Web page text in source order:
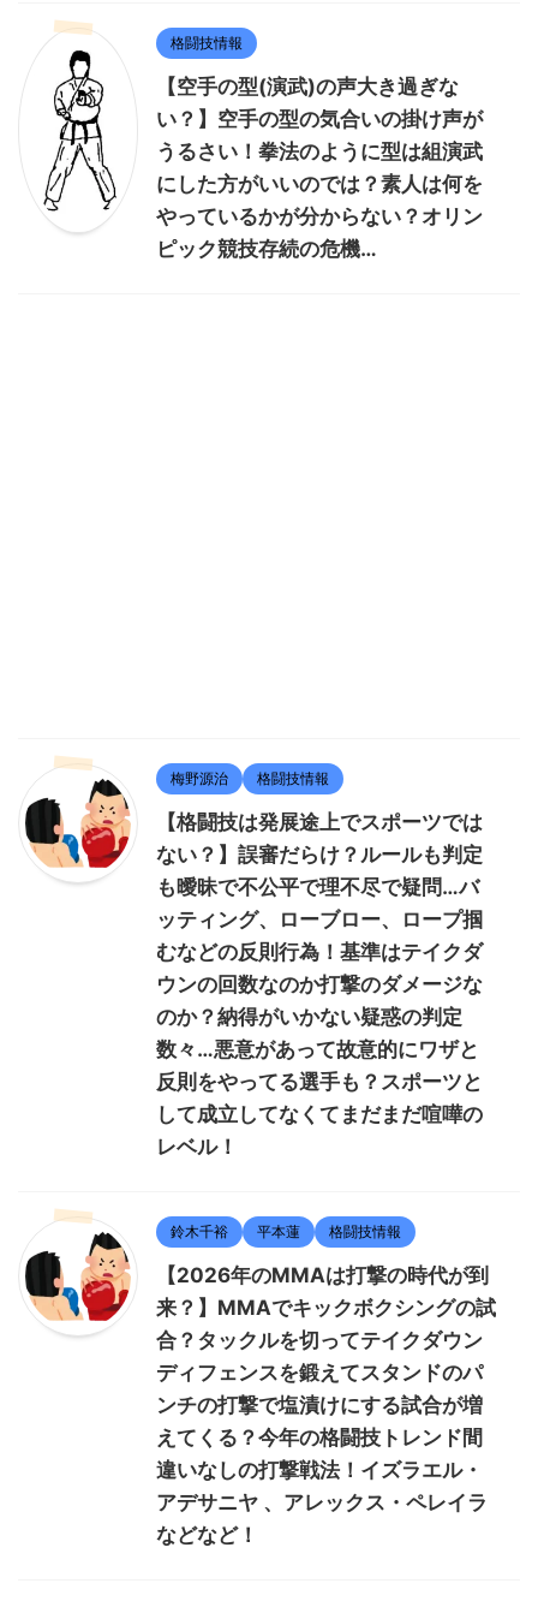
格闘技情報
【空手の型(演武)の声大き過ぎな
い？】空手の型の気合いの掛け声が
うるさい！拳法のように型は組演武
にした方がいいのでは？素人は何を
やっているかが分からない？オリン
ピック競技存続の危機…
梅野源治 格闘技情報
【格闘技は発展途上でスポーツでは
ない？】誤審だらけ？ルールも判定
も曖昧で不公平で理不尽で疑問…バ
ッティング、ローブロー、ロープ掴
むなどの反則行為！基準はテイクダ
ウンの回数なのか打撃のダメージな
のか？納得がいかない疑惑の判定
数々…悪意があって故意的にワザと
反則をやってる選手も？スポーツと
して成立してなくてまだまだ喧嘩の
レベル！
鈴木千裕 平本蓮 格闘技情報
【2026年のMMAは打撃の時代が到
来？】MMAでキックボクシングの試
合？タックルを切ってテイクダウン
ディフェンスを鍛えてスタンドのパ
ンチの打撃で塩漬けにする試合が増
えてくる？今年の格闘技トレンド間
違いなしの打撃戦法！イズラエル・
アデサニヤ 、アレックス・ペレイラ
などなど！